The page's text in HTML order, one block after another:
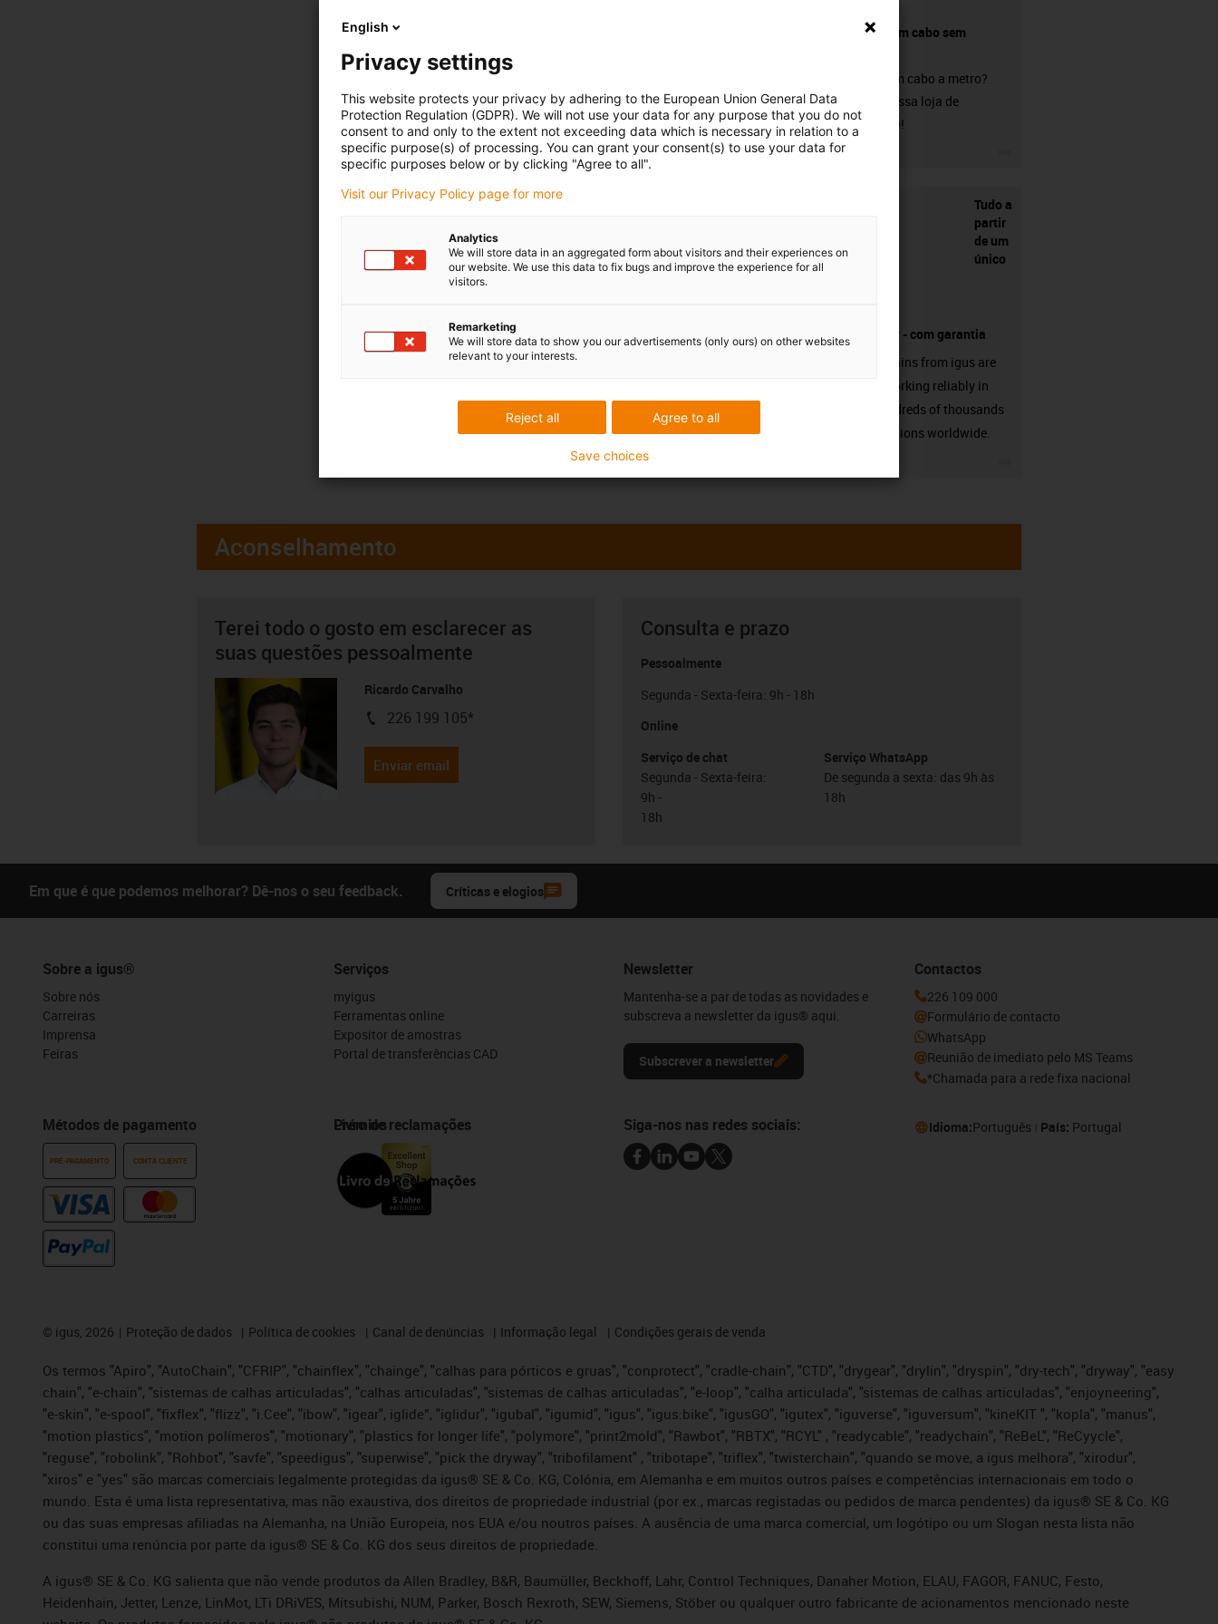
Comprar um cabo sem
Procura um cabo a metro?
Visite a nossa loja de
chainflex®!
Tudo a
partir
de um
único
fornecedor - com garantia
Energy chains from igus are
already working reliably in
many hundreds of thousands
of applications worldwide.
Aconselhamento
Terei todo o gosto em esclarecer as
suas questões pessoalmente
Ricardo Carvalho
igus-icon-phone
226 199 105*
Enviar email
Consulta e prazo
Pessoalmente
Segunda - Sexta-feira: 9h - 18h
Online
Serviço de chat
Segunda - Sexta-feira:
9h -
18h
Serviço WhatsApp
De segunda a sexta: das 9h às
18h
Em que é que podemos melhorar? Dê-nos o seu feedback. Críticas e elogios
Sobre a igus®
Sobre nós
Carreiras
Imprensa
Feiras
Métodos de pagamento
PRÉ-PAGAMENTO CONTA CLIENTE
Serviços
myigus
Ferramentas online
Expositor de amostras
Portal de transferências CAD
Prémios
Livro de reclamações
Newsletter
Mantenha-se a par de todas as novidades e
subscreva a newsletter da igus® aqui.
Subscrever a newsletter
Contactos
226 109 000
Formulário de contacto
WhatsApp
Reunião de imediato pelo MS Teams
*Chamada para a rede fixa nacional
Siga-nos nas redes sociais: Idioma:Português País: Portugal
© igus, 2026 Proteção de dados Política de cookies Canal de denúncias Informação legal Condições gerais de venda
Os termos "Apiro", "AutoChain", "CFRIP", "chainflex", "chainge", "calhas para pórticos e gruas", "conprotect", "cradle-chain", "CTD", "drygear", "drylin", "dryspin", "dry-tech", "dryway", "easy
chain", "e-chain", "sistemas de calhas articuladas", "calhas articuladas", "sistemas de calhas articuladas", "e-loop", "calha articulada", "sistemas de calhas articuladas", "enjoyneering",
"e-skin", "e-spool", "fixflex", "flizz", "i.Cee", "ibow", "igear", iglide”, "iglidur", "igubal", "igumid", "igus", "igus:bike", "igusGO", "igutex", "iguverse", "iguversum", "kineKIT ", "kopla", "manus",
"motion plastics", "motion polímeros", "motionary", "plastics for longer life", "polymore", "print2mold", "Rawbot", "RBTX", "RCYL" , "readycable", "readychain", "ReBeL", "ReCyycle",
"reguse", "robolink", "Rohbot", "savfe", "speedigus", "superwise", "pick the dryway", "tribofilament" , "tribotape", "triflex", "twisterchain", "quando se move, a igus melhora", "xirodur",
"xiros" e "yes" são marcas comerciais legalmente protegidas da igus® SE & Co. KG, Colónia, em Alemanha e em muitos outros países e competências internacionais em todo o
mundo. Esta é uma lista representativa, mas não exaustiva, dos direitos de propriedade industrial (por ex., marcas registadas ou pedidos de marca pendentes) da igus® SE & Co. KG
ou das suas empresas afiliadas na Alemanha, na União Europeia, nos EUA e/ou noutros países. A ausência de uma marca comercial, um logótipo ou um Slogan nesta lista não
constitui uma renúncia por parte da igus® SE & Co. KG dos seus direitos de propriedade.
A igus® SE & Co. KG salienta que não vende produtos da Allen Bradley, B&R, Baumüller, Beckhoff, Lahr, Control Techniques, Danaher Motion, ELAU, FAGOR, FANUC, Festo,
Heidenhain, Jetter, Lenze, LinMot, LTi DRiVES, Mitsubishi, NUM, Parker, Bosch Rexroth, SEW, Siemens, Stöber ou qualquer outro fabricante de acionamentos mencionado neste
English
Privacy settings
This website protects your privacy by adhering to the European Union General Data
Protection Regulation (GDPR). We will not use your data for any purpose that you do not
consent to and only to the extent not exceeding data which is necessary in relation to a
specific purpose(s) of processing. You can grant your consent(s) to use your data for
specific purposes below or by clicking "Agree to all".
Visit our Privacy Policy page for more
Analytics
We will store data in an aggregated form about visitors and their experiences on
our website. We use this data to fix bugs and improve the experience for all
visitors.
Remarketing
We will store data to show you our advertisements (only ours) on other websites
relevant to your interests.
Agree to all
Reject all
Save choices